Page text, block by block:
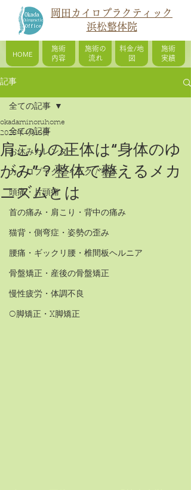
HOME
施術
内容
施術の
流れ
料金/地
図
施術
実績
岡田カイロプラクティック
浜松整体院
記事
全ての記事
お休みカレンダー
カイロプラクティック / 整体
頭痛・片頭痛
首の痛み・肩こり・背中の痛み
猫背・側弯症・姿勢の歪み
腰痛・ギックリ腰・椎間板ヘルニア
骨盤矯正・産後の骨盤矯正
慢性疲労・体調不良
O脚矯正・X脚矯正
全ての記事
肩こりの正体は“身体のゆ
がみ”？整体で整えるメカ
ニズムとは
okadaminoruhome
2025年4月15日